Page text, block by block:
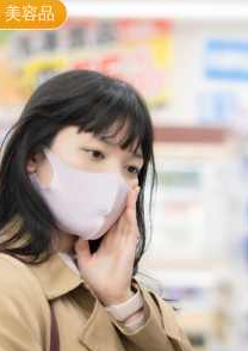
美容品